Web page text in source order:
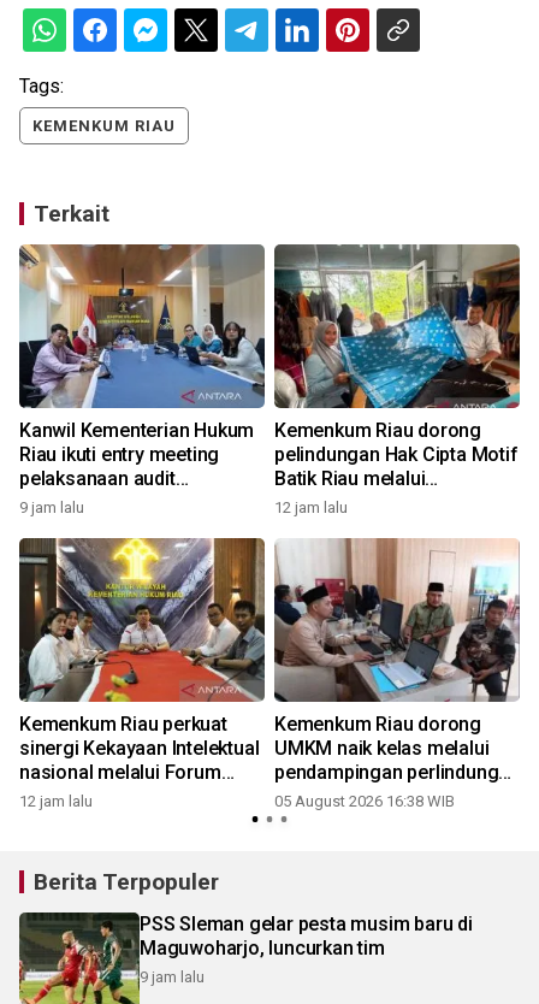
Tags:
KEMENKUM RIAU
Terkait
Kanwil Kementerian Hukum
Riau ikuti entry meeting
pelaksanaan audit
pengelolaan keuangan TA
9 jam lalu
Kemenkum Riau dorong
pelindungan Hak Cipta Motif
Batik Riau melalui
pendampingan rumah batik
12 jam lalu
Kemenkum Riau perkuat
sinergi Kekayaan Intelektual
nasional melalui Forum
Koordinasi KI Indonesia
12 jam lalu
Kemenkum Riau dorong
UMKM naik kelas melalui
pendampingan perlindungan
merek di hari jadi Riau ke-69
05 August 2026 16:38 WIB
Berita Terpopuler
PSS Sleman gelar pesta musim baru di
Maguwoharjo, luncurkan tim
9 jam lalu